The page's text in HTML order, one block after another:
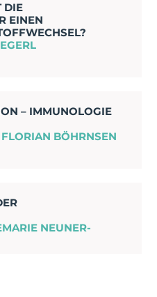
DIE
EINEN
– IMMUNOLOGIE
BÖHRNSEN
NEUNER-